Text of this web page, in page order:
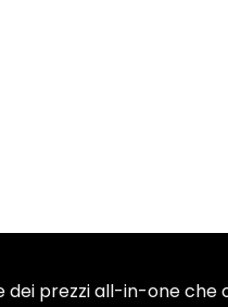
prezzi all-in-one